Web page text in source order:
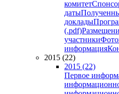
комитет
даты
доклады
(.pdf)
участники
информация
2015 (22)
2015 (22)
Первое